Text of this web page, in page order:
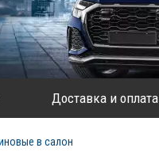
Доставка и оплата
в салон